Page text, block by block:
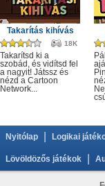
Takarítás kihívás
18K
Takarítsd ki a
szobád, és vidítsd fel
a nagyit! Játssz és
nézd a Cartoon
Network...
Nyitólap Logikai
Lövöldözős játékok